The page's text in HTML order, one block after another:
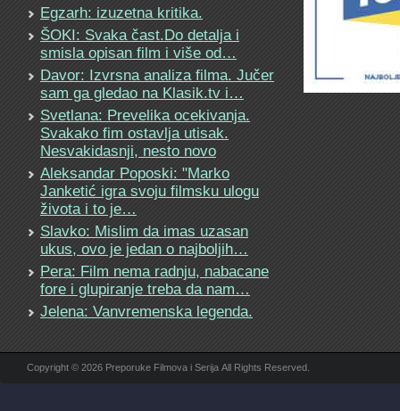
Egzarh: izuzetna kritika.
ŠOKI: Svaka čast.Do detalja i
smisla opisan film i više od…
Davor: Izvrsna analiza filma. Jučer
sam ga gledao na Klasik.tv i…
Svetlana: Prevelika ocekivanja.
Svakako fim ostavlja utisak.
Nesvakidasnji, nesto novo
Aleksandar Poposki: "Marko
Janketić igra svoju filmsku ulogu
života i to je…
Slavko: Mislim da imas uzasan
ukus, ovo je jedan o najboljih…
Pera: Film nema radnju, nabacane
fore i glupiranje treba da nam…
Jelena: Vanvremenska legenda.
Copyright © 2026 Preporuke Filmova i Serija All Rights Reserved.